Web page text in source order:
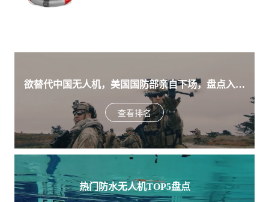
欲替代中国无人机，美国国防部亲自下场，盘点入围
美军SRR项目的五款无人机
查看排名
热门防水无人机TOP5盘点